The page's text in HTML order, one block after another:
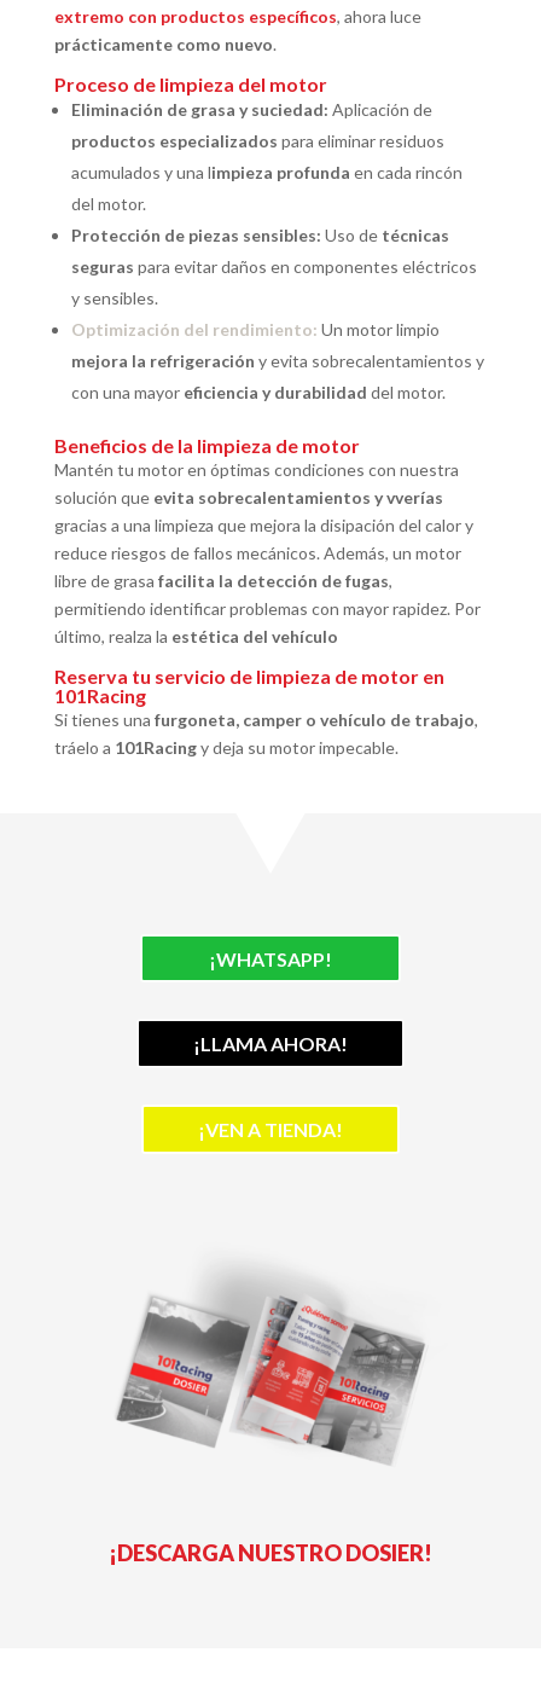
extremo con productos específicos, ahora luce
prácticamente como nuevo.
Proceso de limpieza del motor
Eliminación de grasa y suciedad: Aplicación de
productos especializados para eliminar residuos
acumulados y una limpieza profunda en cada rincón
del motor.
Protección de piezas sensibles: Uso de técnicas
seguras para evitar daños en componentes eléctricos
y sensibles.
Optimización del rendimiento: Un motor limpio
mejora la refrigeración y evita sobrecalentamientos y
con una mayor eficiencia y durabilidad del motor.
Beneficios de la limpieza de motor
Mantén tu motor en óptimas condiciones con nuestra
solución que evita sobrecalentamientos y vverías
gracias a una limpieza que mejora la disipación del calor y
reduce riesgos de fallos mecánicos. Además, un motor
libre de grasa facilita la detección de fugas,
permitiendo identificar problemas con mayor rapidez. Por
último, realza la estética del vehículo
Reserva tu servicio de limpieza de motor en
101Racing
Si tienes una furgoneta, camper o vehículo de trabajo,
tráelo a 101Racingy deja su motor impecable.
¡WHATSAPP!
¡LLAMA AHORA!
¡VEN A TIENDA!
¡DESCARGA NUESTRO DOSIER!